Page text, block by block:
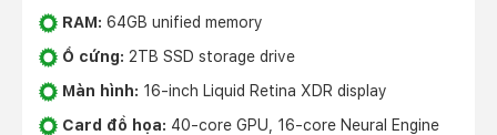
RAM: 64GB unified memory
Ổ cứng: 2TB SSD storage drive
Màn hình: 16-inch Liquid Retina XDR display
Card đồ họa: 40-core GPU, 16-core Neural Engine